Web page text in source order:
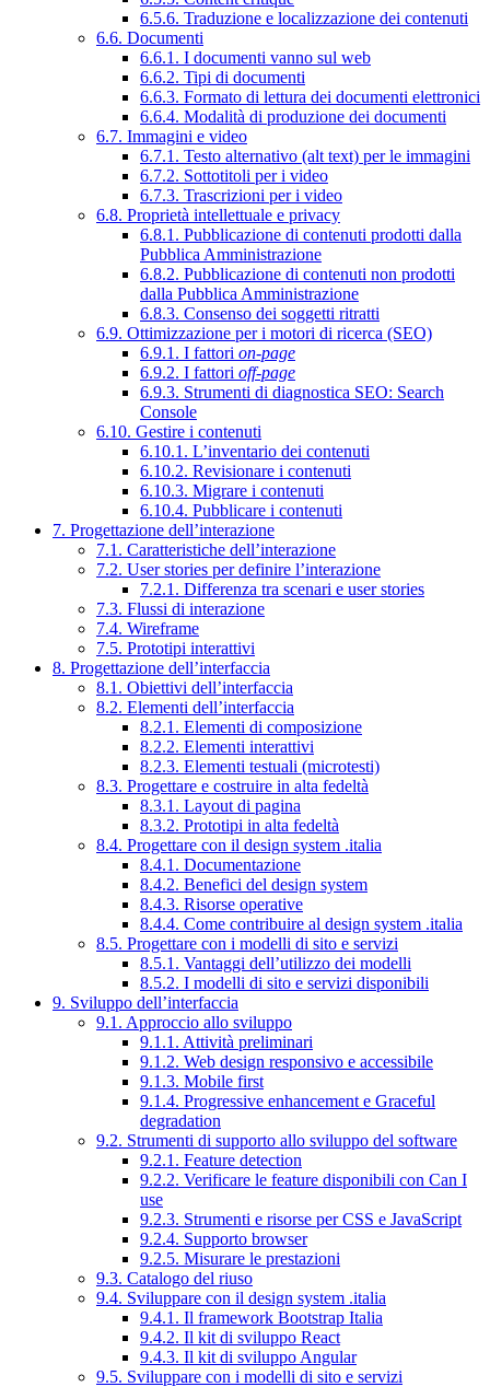
6.5.6. Traduzione e localizzazione dei contenuti
6.6. Documenti
6.6.1. I documenti vanno sul web
6.6.2. Tipi di documenti
6.6.3. Formato di lettura dei documenti elettronici
6.6.4. Modalità di produzione dei documenti
6.7. Immagini e video
6.7.1. Testo alternativo (alt text) per le immagini
6.7.2. Sottotitoli per i video
6.7.3. Trascrizioni per i video
6.8. Proprietà intellettuale e privacy
6.8.1. Pubblicazione di contenuti prodotti dalla
Pubblica Amministrazione
6.8.2. Pubblicazione di contenuti non prodotti
dalla Pubblica Amministrazione
6.8.3. Consenso dei soggetti ritratti
6.9. Ottimizzazione per i motori di ricerca (SEO)
6.9.1. I fattori on-page
6.9.2. I fattori off-page
6.9.3. Strumenti di diagnostica SEO: Search
Console
6.10. Gestire i contenuti
6.10.1. L’inventario dei contenuti
6.10.2. Revisionare i contenuti
6.10.3. Migrare i contenuti
6.10.4. Pubblicare i contenuti
7. Progettazione dell’interazione
7.1. Caratteristiche dell’interazione
7.2. User stories per definire l’interazione
7.2.1. Differenza tra scenari e user stories
7.3. Flussi di interazione
7.4. Wireframe
7.5. Prototipi interattivi
8. Progettazione dell’interfaccia
8.1. Obiettivi dell’interfaccia
8.2. Elementi dell’interfaccia
8.2.1. Elementi di composizione
8.2.2. Elementi interattivi
8.2.3. Elementi testuali (microtesti)
8.3. Progettare e costruire in alta fedeltà
8.3.1. Layout di pagina
8.3.2. Prototipi in alta fedeltà
8.4. Progettare con il design system .italia
8.4.1. Documentazione
8.4.2. Benefici del design system
8.4.3. Risorse operative
8.4.4. Come contribuire al design system .italia
8.5. Progettare con i modelli di sito e servizi
8.5.1. Vantaggi dell’utilizzo dei modelli
8.5.2. I modelli di sito e servizi disponibili
9. Sviluppo dell’interfaccia
9.1. Approccio allo sviluppo
9.1.1. Attività preliminari
9.1.2. Web design responsivo e accessibile
9.1.3. Mobile first
9.1.4. Progressive enhancement e Graceful
degradation
9.2. Strumenti di supporto allo sviluppo del software
9.2.1. Feature detection
9.2.2. Verificare le feature disponibili con Can I
use
9.2.3. Strumenti e risorse per CSS e JavaScript
9.2.4. Supporto browser
9.2.5. Misurare le prestazioni
9.3. Catalogo del riuso
9.4. Sviluppare con il design system .italia
9.4.1. Il framework Bootstrap Italia
9.4.2. Il kit di sviluppo React
9.4.3. Il kit di sviluppo Angular
9.5. Sviluppare con i modelli di sito e servizi